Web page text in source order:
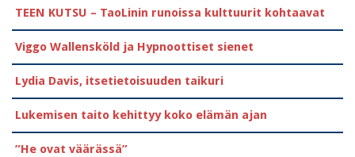
TEEN KUTSU – TaoLinin runoissa kulttuurit kohtaavat
Viggo Wallensköld ja Hypnoottiset sienet
Lydia Davis, itsetietoisuuden taikuri
Lukemisen taito kehittyy koko elämän ajan
”He ovat väärässä”